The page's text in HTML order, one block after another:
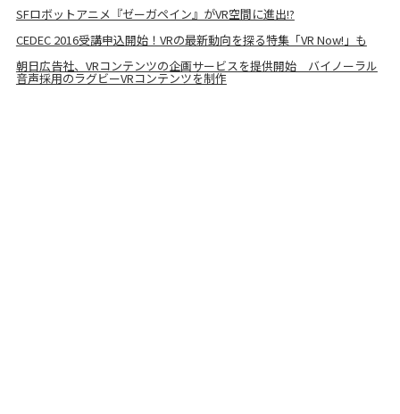
SFロボットアニメ『ゼーガペイン』がVR空間に進出!?
CEDEC 2016受講申込開始！VRの最新動向を探る特集「VR Now!」も
朝日広告社、VRコンテンツの企画サービスを提供開始 バイノーラル
音声採用のラグビーVRコンテンツを制作